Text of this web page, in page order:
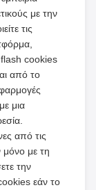
με την
τις
flash cookies
από το
μια
από τις
με τη
την
εάν το